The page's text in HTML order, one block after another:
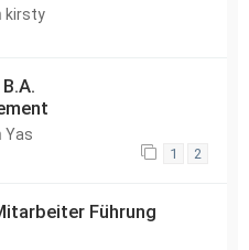
kirsty
Yas
1 2
Führung